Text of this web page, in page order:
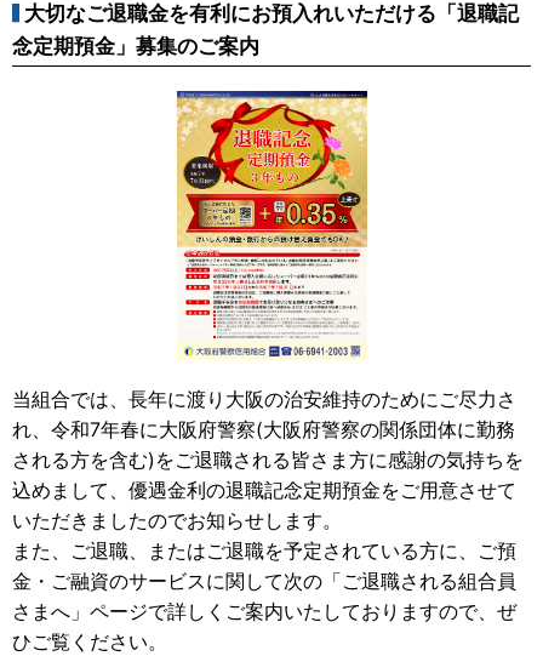
大切なご退職金を有利にお預入れいただける「退職記
念定期預金」募集のご案内
当組合では、長年に渡り大阪の治安維持のためにご尽力さ
れ、令和7年春に大阪府警察(大阪府警察の関係団体に勤務
される方を含む)をご退職される皆さま方に感謝の気持ちを
込めまして、優遇金利の退職記念定期預金をご用意させて
いただきましたのでお知らせします。
また、ご退職、またはご退職を予定されている方に、ご預
金・ご融資のサービスに関して次の「ご退職される組合員
さまへ」ページで詳しくご案内いたしておりますので、ぜ
ひご覧ください。